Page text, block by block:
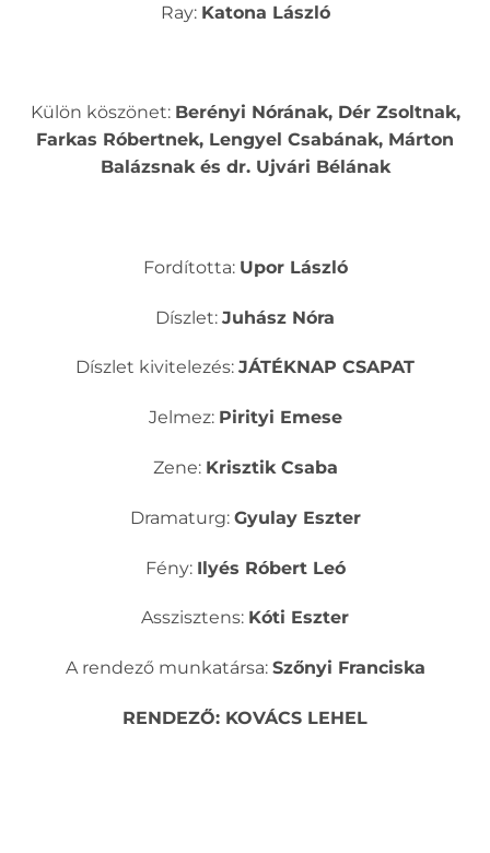
Ray: Katona László
Külön köszönet: Berényi Nórának, Dér Zsoltnak,
Farkas Róbertnek, Lengyel Csabának, Márton
Balázsnak és dr. Ujvári Bélának
Fordította: Upor László
Díszlet: Juhász Nóra
Díszlet kivitelezés: JÁTÉKNAP CSAPAT
Jelmez: Pirityi Emese
Zene: Krisztik Csaba
Dramaturg: Gyulay Eszter
Fény: Ilyés Róbert Leó
Asszisztens: Kóti Eszter
A rendező munkatársa: Szőnyi Franciska
RENDEZŐ: KOVÁCS LEHEL